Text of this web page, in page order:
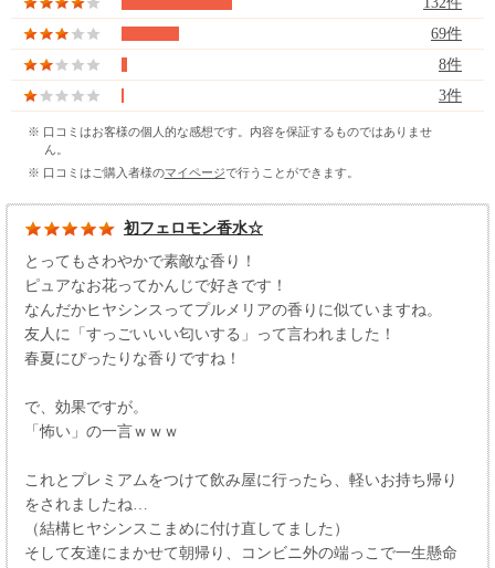
69件
8件
3件
※ 口コミはお客様の個人的な感想です。内容を保証するものではありませ
ん。
※ 口コミはご購入者様のマイページで行うことができます。
初フェロモン香水☆
とってもさわやかで素敵な香り！
ピュアなお花ってかんじで好きです！
なんだかヒヤシンスってプルメリアの香りに似ていますね。
友人に「すっごいいい匂いする」って言われました！
春夏にぴったりな香りですね！
で、効果ですが。
「怖い」の一言ｗｗｗ
これとプレミアムをつけて飲み屋に行ったら、軽いお持ち帰り
をされましたね…
（結構ヒヤシンスこまめに付け直してました）
そして友達にまかせて朝帰り、コンビニ外の端っこで一生懸命